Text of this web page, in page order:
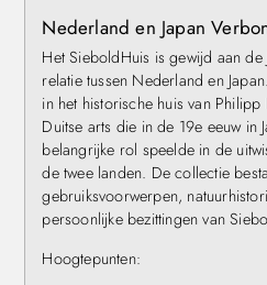
Nederland en Japan
Het SieboldHuis is gewijd aan de
relatie tussen Nederland en
in het historische huis van
Duitse arts die in de 19e eeuw in
belangrijke rol speelde in de
de twee landen. De collectie
gebruiksvoorwerpen,
persoonlijke bezittingen van
Hoogtepunten: